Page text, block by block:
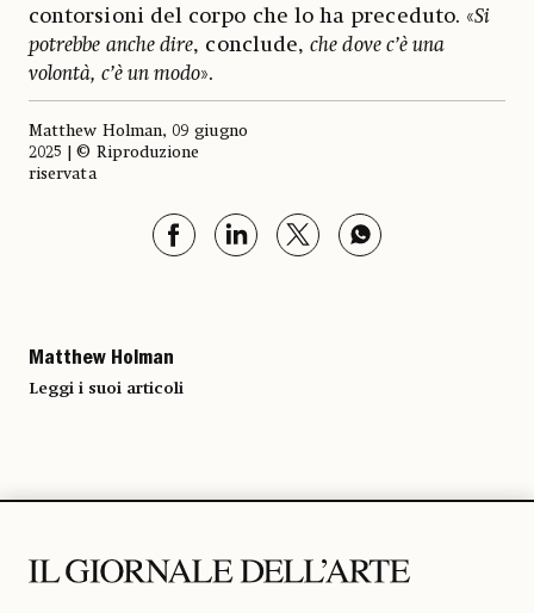
contorsioni del corpo che lo ha preceduto. «Si
potrebbe anche dire, conclude,che dove c’è una
volontà, c’è un modo».
Matthew Holman, 09 giugno
2025 | © Riproduzione
riservata
Matthew Holman
Leggi i suoi articoli